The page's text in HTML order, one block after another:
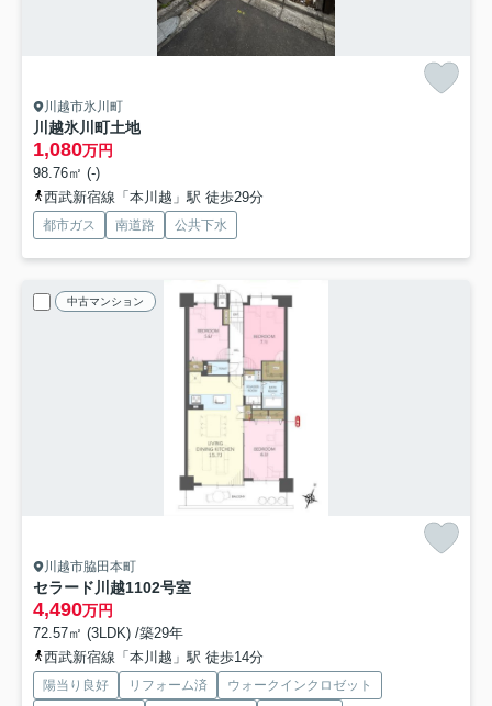
川越市氷川町
川越氷川町土地
1,080万円
98.76㎡ (-)
西武新宿線「本川越」駅 徒歩29分
都市ガス 南道路 公共下水
中古マンション
川越市脇田本町
セラード川越1102号室
4,490万円
72.57㎡ (3LDK) /築29年
西武新宿線「本川越」駅 徒歩14分
陽当り良好 リフォーム済 ウォークインクロゼット